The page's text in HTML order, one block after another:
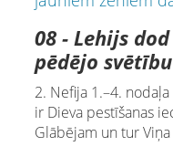
08 - Lehijs
pēdējo svētību
2. Nefija 1.–4.
ir Dieva pestīšanas
Glābējam un tur